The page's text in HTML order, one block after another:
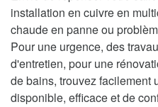
installation en cuivre en
chaude en panne ou
Pour une urgence, des
d'entretien, pour une
de bains, trouvez facilement
disponible, efficace et de